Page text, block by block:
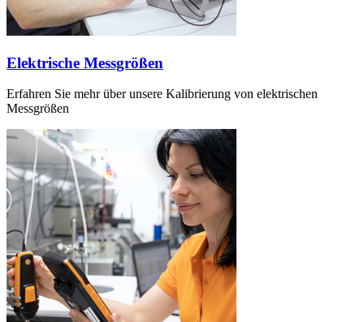
Elektrische Messgrößen
Erfahren Sie mehr über unsere Kalibrierung von elektrischen
Messgrößen